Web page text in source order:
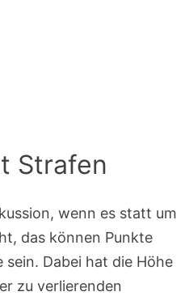
Strafen
wenn es statt um
das können Punkte
Dabei hat die Höhe
zu verlierenden